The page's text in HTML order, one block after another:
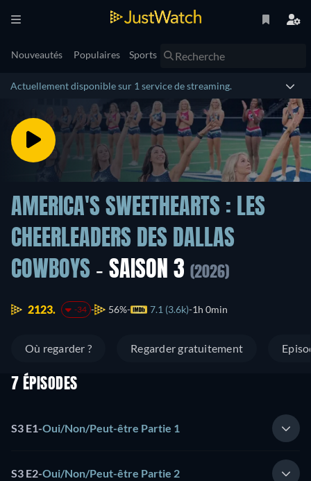
Nouveautés Populaires Sports
Actuellement disponible sur 1 service de streaming.
AMERICA'S SWEETHEARTS : LES
CHEERLEADERS DES DALLAS
COWBOYS - SAISON 3 (2026)
2123. -34 56% 7.1 (3.6k) 1h 0min
Où regarder ? Regarder gratuitement
7 ÉPISODES
S3 E1-Oui/Non/Peut-être Partie 1
S3 E2-Oui/Non/Peut-être Partie 2